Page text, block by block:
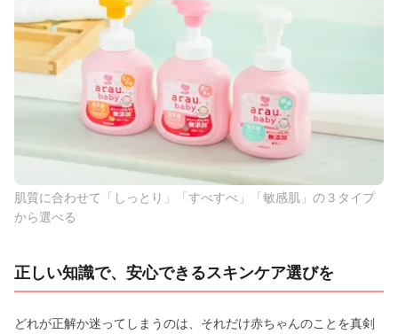
肌質に合わせて「しっとり」「すべすべ」「敏感肌」の３タイプ
から選べる
正しい知識で、安心できるスキンケア選びを
どれが正解か迷ってしまうのは、それだけ赤ちゃんのことを真剣